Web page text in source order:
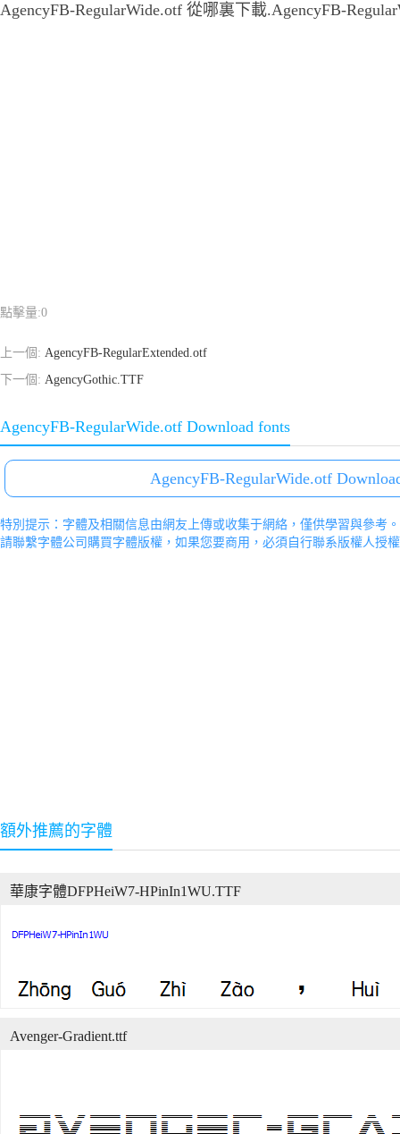
AgencyFB-RegularWide.otf 從哪裏下載.AgencyFB-
點擊量:0
上一個: AgencyFB-RegularExtended.otf
下一個: AgencyGothic.TTF
AgencyFB-RegularWide.otf Download fonts
AgencyFB-RegularWide.otf
特別提示：字體及相關信息由網友上傳或收集于網絡，僅供學習與參考
請聯繫字體公司購買字體版權，如果您要商用，必須自行聯系版權人授
額外推薦的字體
華康字體DFPHeiW7-HPinIn1WU.TTF
Avenger-Gradient.ttf